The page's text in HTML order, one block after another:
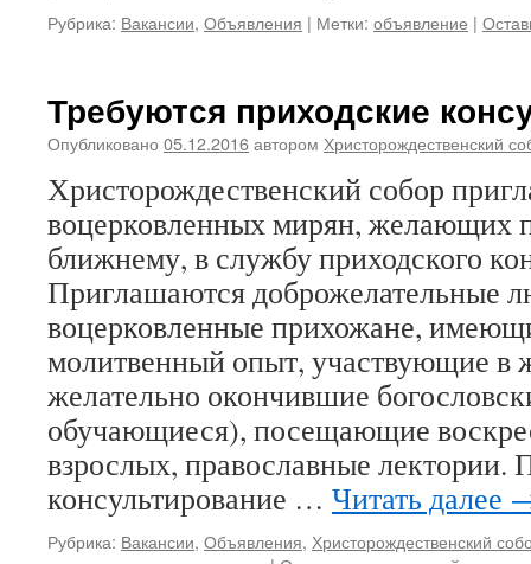
Рубрика: Вакансии, Объявления | Метки: объявление |
Требуются приходские
Опубликовано 05.12.2016автором Христорождественский
Христорождественский собор
воцерковленных мирян, желающих
ближнему, в службу приходского
Приглашаются доброжелательные
воцерковленные прихожане,
молитвенный опыт, участвующие в
желательно окончившие
обучающиеся), посещающие
взрослых, православные лектории.
консультирование … Читать далее
Рубрика: Вакансии, Объявления, Христорождественский